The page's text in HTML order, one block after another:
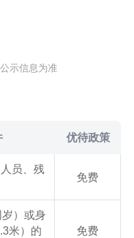
示信息为准
优待政策
员、残
免费
）或身
米）的
免费